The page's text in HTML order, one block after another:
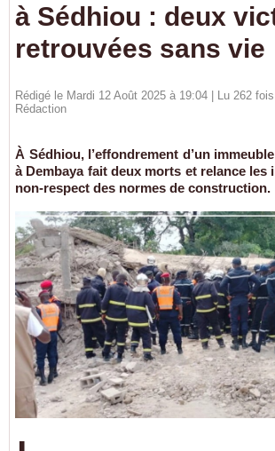
à Sédhiou : deux
retrouvées sans vie
Rédigé le Mardi 12 Août 2025 à 19:04 | Lu 262
Rédaction
À Sédhiou, l’effondrement d’un
à Dembaya fait deux morts et relance les
non-respect des normes de construction.